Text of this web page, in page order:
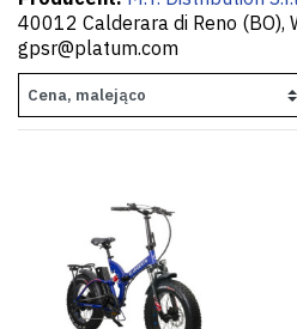
40012 Calderara di Reno (BO),
gpsr@platum.com